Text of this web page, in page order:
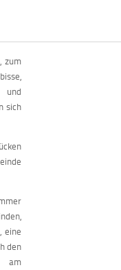
zum
und
sich
eine
den
am